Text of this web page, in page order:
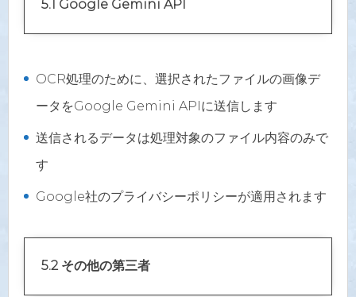
5.1 Google Gemini API
OCR処理のために、選択されたファイルの画像デ
ータをGoogle Gemini APIに送信します
送信されるデータは処理対象のファイル内容のみで
す
Google社のプライバシーポリシーが適用されます
5.2 その他の第三者